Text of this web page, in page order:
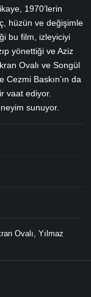
1970’lerin
hüzün ve değişimle
bu film, izleyiciyi
yönettiği ve Aziz
Ovalı ve Songül
Baskın’ın da
vaat ediyor.
sunuyor.
Ovalı
Yılmaz